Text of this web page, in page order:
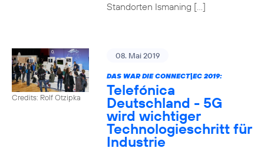
Standorten Ismaning […]
Credits: Rolf Otzipka
08. Mai 2019
DAS WAR DIE CONNECT|EC 2019:
Telefónica
Deutschland - 5G
wird wichtiger
Technologieschritt für
Industrie